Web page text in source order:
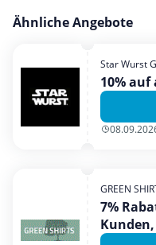
Ähnliche Angebote
Star Wurst
10% auf
GREEN
7%